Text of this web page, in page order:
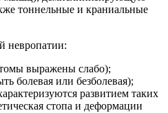
тоннельные и краниальные
невропатии:
выражены слабо);
болевая или безболевая);
развитием таких
стопа и деформации